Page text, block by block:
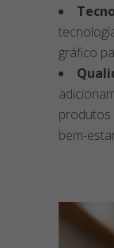
gráfico
produtos
bem-